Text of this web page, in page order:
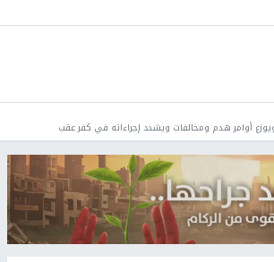
ويوزع أوامر هدم ومخالفات ويشدد إجراءاته في كفر عقب